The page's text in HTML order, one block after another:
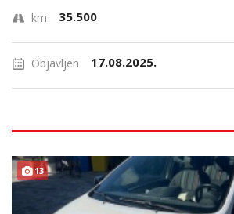
km 35.500
Objavljen 17.08.2025.
13